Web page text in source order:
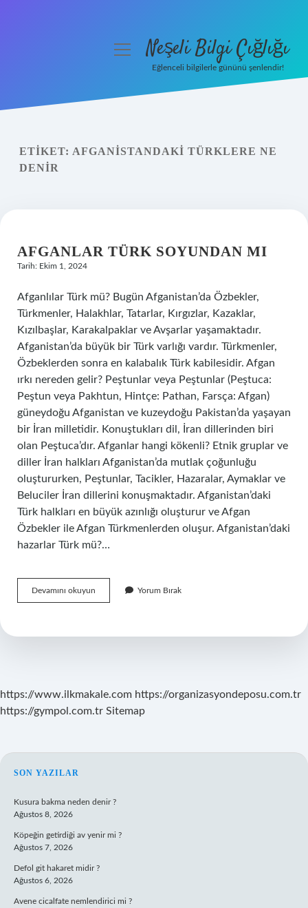
Yasal Uyarı
menüyüNeşeli Bilgi Çığlığı
Eğlenceli bilgilerle gününü şenlendir!
ETIKET: AFGANISTANDAKI TÜRKLERE NE
DENIR
AFGANLAR TÜRK SOYUNDAN MI
Tarih: Ekim 1, 2024
Afganlılar Türk mü? Bugün Afganistan’da Özbekler,
Türkmenler, Halakhlar, Tatarlar, Kırgızlar, Kazaklar,
Kızılbaşlar, Karakalpaklar ve Avşarlar yaşamaktadır.
Afganistan’da büyük bir Türk varlığı vardır. Türkmenler,
Özbeklerden sonra en kalabalık Türk kabilesidir. Afgan
ırkı nereden gelir? Peştunlar veya Peştunlar (Peştuca:
Peştun veya Pakhtun, Hintçe: Pathan, Farsça: Afgan)
güneydoğu Afganistan ve kuzeydoğu Pakistan’da yaşayan
bir İran milletidir. Konuştukları dil, İran dillerinden biri
olan Peştuca’dır. Afganlar hangi kökenli? Etnik gruplar ve
diller İran halkları Afganistan’da mutlak çoğunluğu
oluştururken, Peştunlar, Tacikler, Hazaralar, Aymaklar ve
Beluciler İran dillerini konuşmaktadır. Afganistan’daki
Türk halkları en büyük azınlığı oluşturur ve Afgan
Özbekler ile Afgan Türkmenlerden oluşur. Afganistan’daki
hazarlar Türk mü?…
Devamını okuyun
Türk
Yorum Bırak
https://www.ilkmakale.com https://organizasyondeposu.com.tr
https://gympol.com.tr Sitemap
SIDEBAR
SON YAZILAR
Kusura bakma neden denir ?
Ağustos 8, 2026
Köpeğin getirdiği av yenir mi ?
Ağustos 7, 2026
Defol git hakaret midir ?
Ağustos 6, 2026
Avene cicalfate nemlendirici mi ?